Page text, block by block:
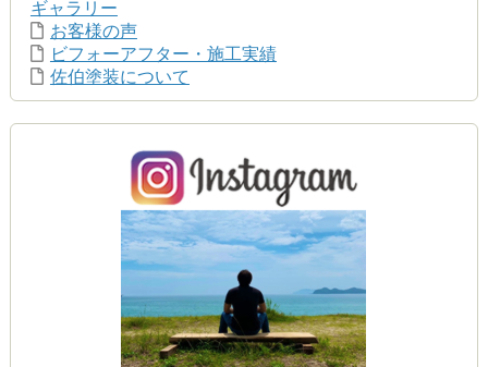
ギャラリー
お客様の声
ビフォーアフター・施工実績
佐伯塗装について